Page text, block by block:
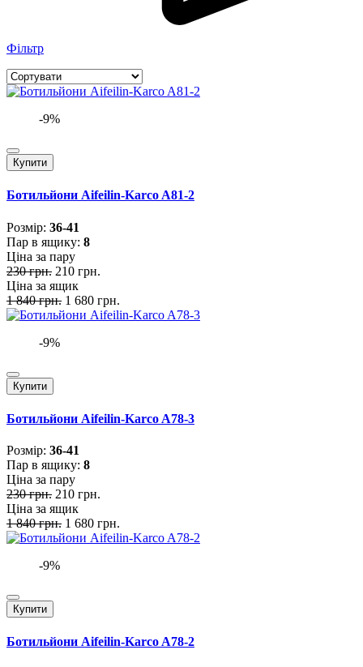
Фільтр
-9%
Купити
Ботильйони Aifeilin-Karco A81-2
Розмiр: 36-41
Пар в ящику: 8
Ціна за пару
230 грн. 210 грн.
Ціна за ящик
1 840 грн. 1 680 грн.
-9%
Купити
Ботильйони Aifeilin-Karco A78-3
Розмiр: 36-41
Пар в ящику: 8
Ціна за пару
230 грн. 210 грн.
Ціна за ящик
1 840 грн. 1 680 грн.
-9%
Купити
Ботильйони Aifeilin-Karco A78-2